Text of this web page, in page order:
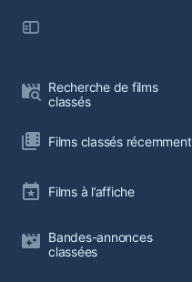
Recherche de films
classés
Films classés récemment
Films à l’affiche
Bandes-annonces
classées